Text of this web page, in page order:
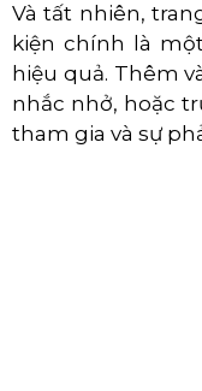
Và tất nhiên,
kiện chính là
hiệu quả. Thêm
nhắc nhở, hoặc
tham gia và sự